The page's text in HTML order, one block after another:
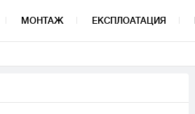
МОНТАЖ ЕКСПЛОАТАЦИЯ